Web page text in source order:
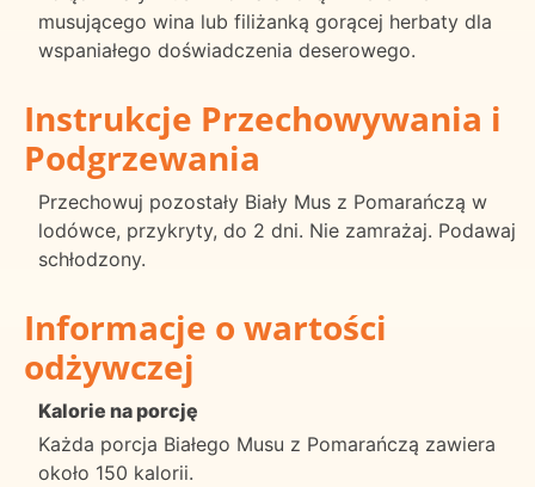
musującego wina lub filiżanką gorącej herbaty dla
wspaniałego doświadczenia deserowego.
Instrukcje Przechowywania i
Podgrzewania
Przechowuj pozostały Biały Mus z Pomarańczą w
lodówce, przykryty, do 2 dni. Nie zamrażaj. Podawaj
schłodzony.
Informacje o wartości
odżywczej
Kalorie na porcję
Każda porcja Białego Musu z Pomarańczą zawiera
około 150 kalorii.